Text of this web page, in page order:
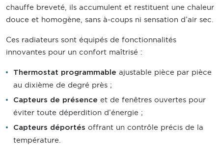
chauffe breveté, ils accumulent et restituent une chaleur
douce et homogène, sans à-coups ni sensation d’air sec.
Ces radiateurs sont équipés de fonctionnalités
innovantes pour un confort maîtrisé :
Thermostat programmable ajustable pièce par pièce
au dixième de degré près ;
Capteurs de présence et de fenêtres ouvertes pour
éviter toute déperdition d’énergie ;
Capteurs déportés offrant un contrôle précis de la
température.